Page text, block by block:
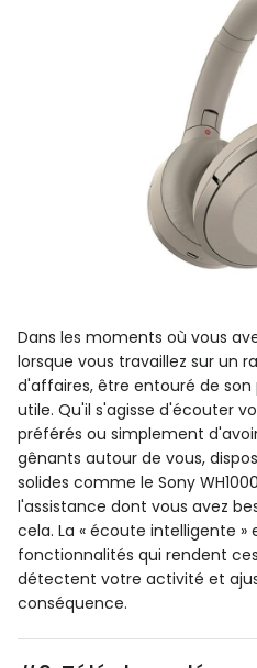
Dans les moments où vous
lorsque vous travaillez sur un
d'affaires, être entouré de
utile. Qu'il s'agisse d'écouter
préférés ou simplement
gênants autour de vous,
solides comme le Sony
l'assistance dont vous avez
cela. La « écoute intelligente
fonctionnalités qui rendent
détectent votre activité et
conséquence.